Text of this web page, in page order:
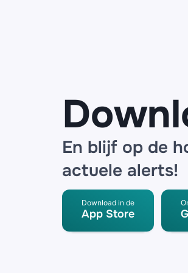
En blijf op de
actuele alerts!
Download in de
App Store